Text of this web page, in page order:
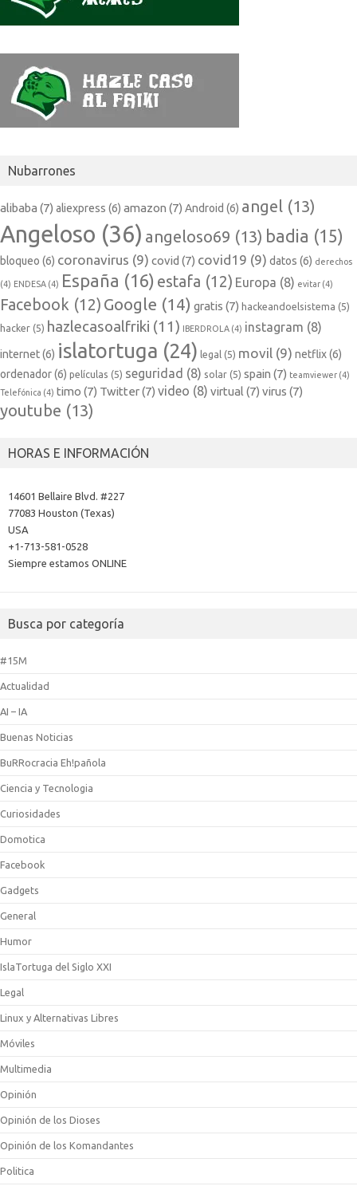
Nubarrones
alibaba (7) aliexpress (6) amazon (7) Android (6) angel (13)
Angeloso (36) angeloso69 (13) badia (15)
bloqueo (6) coronavirus (9) covid (7) covid19 (9) datos (6) derechos
(4) ENDESA (4) España (16) estafa (12) Europa (8) evitar (4)
Facebook (12) Google (14) gratis (7) hackeandoelsistema (5)
hacker (5) hazlecasoalfriki (11) IBERDROLA (4) instagram (8)
internet(6) islatortuga (24) legal (5) movil (9) netflix(6)
ordenador(6) películas (5) seguridad (8) solar (5) spain (7) teamviewer (4)
Telefónica (4) timo (7) Twitter(7) video (8) virtual (7) virus (7)
youtube (13)
HORAS E INFORMACIÓN
14601 Bellaire Blvd. #227
77083 Houston (Texas)
USA
+1-713-581-0528
Siempre estamos ONLINE
Busca por categoría
#15M
Actualidad
AI – IA
Buenas Noticias
BuRRocracia Eh!pañola
Ciencia y Tecnologia
Curiosidades
Domotica
Facebook
Gadgets
General
Humor
IslaTortuga del Siglo XXI
Legal
Linux y Alternativas Libres
Móviles
Multimedia
Opinión
Opinión de los Dioses
Opinión de los Komandantes
Politica